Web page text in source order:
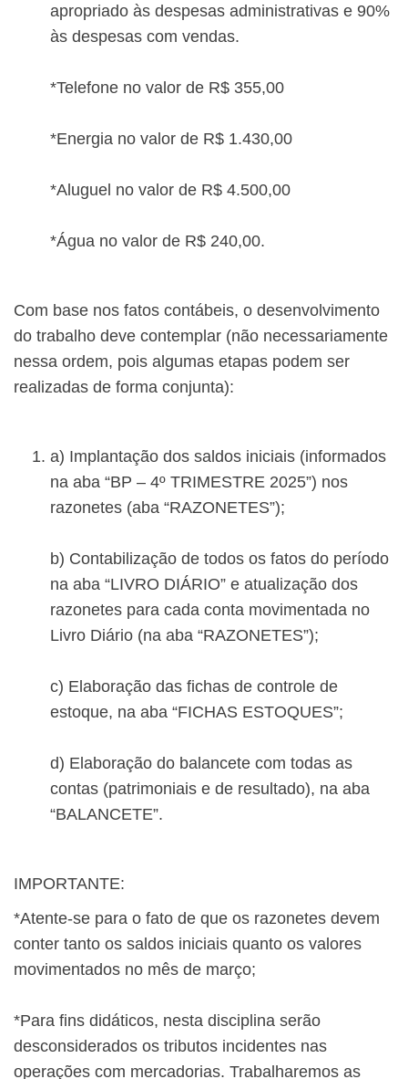
apropriado às despesas administrativas e 90%
às despesas com vendas.
*Telefone no valor de R$ 355,00
*Energia no valor de R$ 1.430,00
*Aluguel no valor de R$ 4.500,00
*Água no valor de R$ 240,00.
Com base nos fatos contábeis, o desenvolvimento
do trabalho deve contemplar (não necessariamente
nessa ordem, pois algumas etapas podem ser
realizadas de forma conjunta):
a) Implantação dos saldos iniciais (informados
na aba “BP – 4º TRIMESTRE 2025”) nos
razonetes (aba “RAZONETES”);
b) Contabilização de todos os fatos do período
na aba “LIVRO DIÁRIO” e atualização dos
razonetes para cada conta movimentada no
Livro Diário (na aba “RAZONETES”);
c) Elaboração das fichas de controle de
estoque, na aba “FICHAS ESTOQUES”;
d) Elaboração do balancete com todas as
contas (patrimoniais e de resultado), na aba
“BALANCETE”.
IMPORTANTE:
*Atente-se para o fato de que os razonetes devem
conter tanto os saldos iniciais quanto os valores
movimentados no mês de março;
*Para fins didáticos, nesta disciplina serão
desconsiderados os tributos incidentes nas
operações com mercadorias. Trabalharemos as